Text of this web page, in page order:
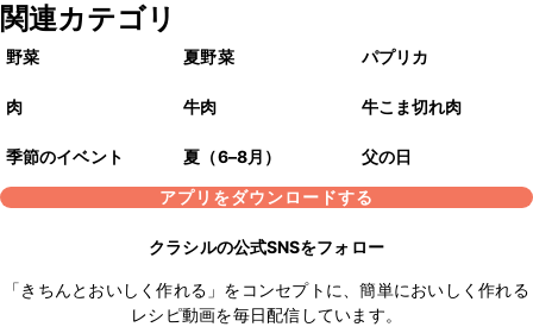
関連カテゴリ
野菜 夏野菜 パプリカ
肉 牛肉 牛こま切れ肉
季節のイベント 夏（6–8月）
父の日
アプリをダウンロードする
クラシルの公式SNSをフォロー
「きちんとおいしく作れる」をコンセプトに、簡単においしく作れる
レシピ動画を毎日配信しています。